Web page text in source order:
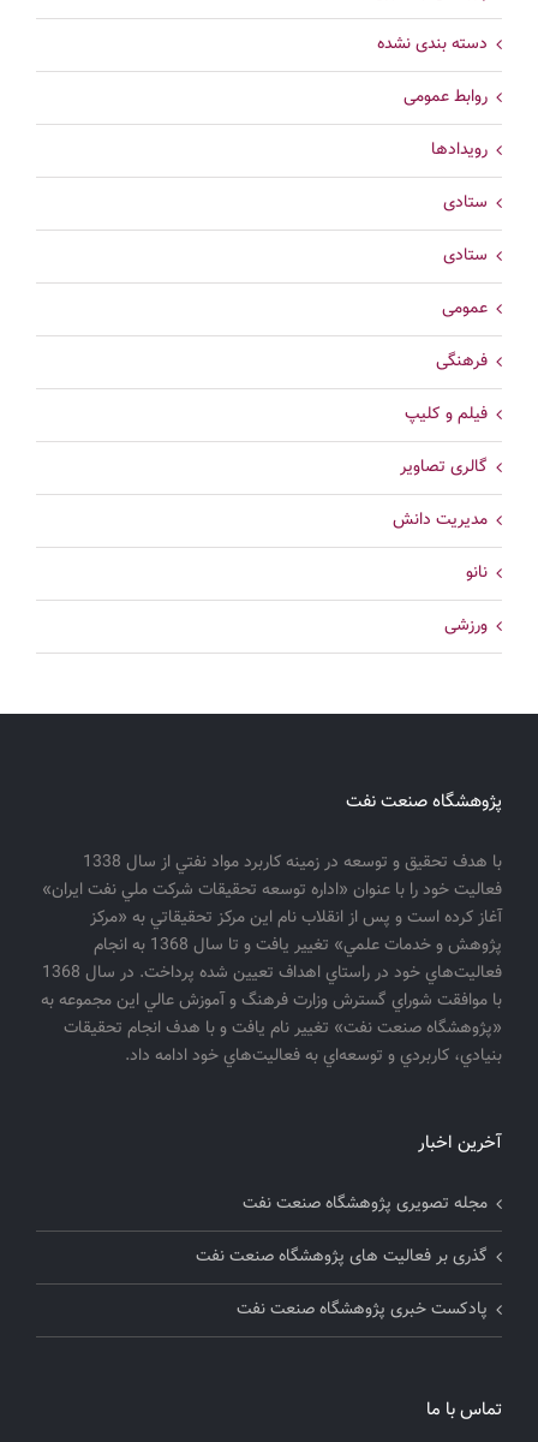
دسته بندی نشده
روابط عمومی
رویدادها
ستادی
ستادی
عمومی
فرهنگی
فیلم و کلیپ
گالری تصاویر
مدیریت دانش
نانو
ورزشی
پژوهشگاه صنعت نفت
با هدف تحقيق و توسعه در زمينه كاربرد مواد نفتي از سال 1338
فعاليت خود را با عنوان «اداره توسعه تحقيقات شركت ملي نفت ايران»
آغاز كرده است و پس از انقلاب نام اين مركز تحقيقاتي به «مركز
پژوهش و خدمات علمي» تغيير يافت و تا سال 1368 به انجام
فعاليت‌هاي خود در راستاي اهداف تعيين شده پرداخت. در سال 1368
با موافقت شوراي گسترش وزارت فرهنگ و آموزش عالي اين مجموعه به
«پژوهشگاه صنعت نفت» تغيير نام يافت و با هدف انجام تحقيقات
بنيادي، كاربردي و توسعه‌اي به فعاليت‌هاي خود ادامه داد.
آخرین اخبار
مجله تصویری پژوهشگاه صنعت نفت
گذری بر فعالیت های پژوهشگاه صنعت نفت
پادکست خبری پژوهشگاه صنعت نفت
تماس با ما